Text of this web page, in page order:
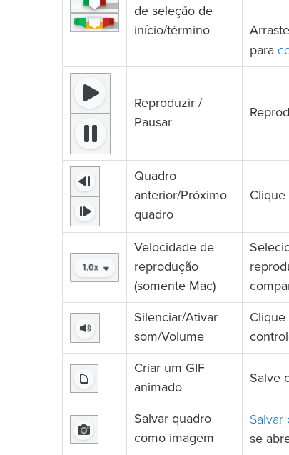
de seleção de
início/término
para
Reproduzir /
Pausar
Quadro
anterior/Próximo
quadro
Clique
Velocidade de
reprodução
(somente Mac)
Silenciar/Ativar
som/Volume
Clique
Criar um GIF
animado
Salve
Salvar quadro
como imagem
Salvar
se